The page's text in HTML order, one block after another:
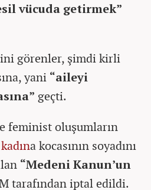
vücuda getirmek”
görenler, şimdi kirli
yani “aileyi
geçti.
feminist oluşumların
kadına kocasının soyadını
“Medeni Kanun’un
tarafından iptal edildi.